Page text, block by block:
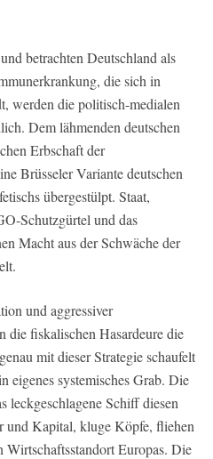
betrachten Deutschland als
die sich in
werden die politisch-medialen
Dem lähmenden deutschen
Erbschaft der
Brüsseler Variante deutschen
übergestülpt. Staat,
Schutzgürtel und das
Macht aus der Schwäche der
und aggressiver
die fiskalischen Hasardeure die
mit dieser Strategie schaufelt
eigenes systemisches Grab. Die
leckgeschlagene Schiff diesen
und Kapital, kluge Köpfe, fliehen
Wirtschaftsstandort Europas. Die